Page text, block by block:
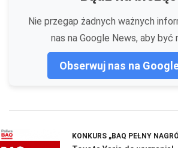
Nie przegap żadnych ważnych
nas na Google News, aby być
Obserwuj nas na
KONKURS „BAQ PEŁNY